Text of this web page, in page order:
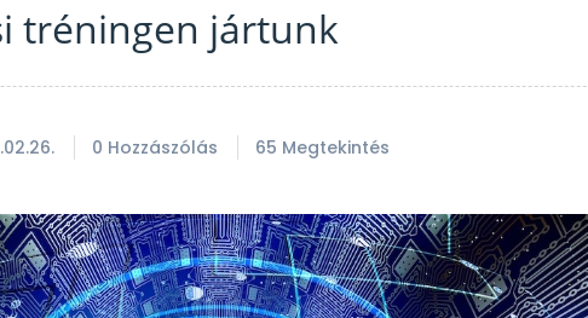
tréningen jártunk
0 Hozzászólás 65 Megtekintés